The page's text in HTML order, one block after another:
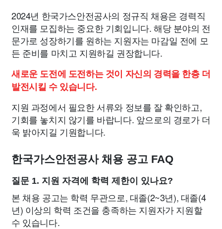
2024년 한국가스안전공사의 정규직 채용은 경력직
인재를 모집하는 중요한 기회입니다. 해당 분야의 전
문가로 성장하기를 원하는 지원자는 마감일 전에 모
든 준비를 마치고 지원하길 권장합니다.
새로운 도전에 도전하는 것이 자신의 경력을 한층 더
발전시킬 수 있습니다.
지원 과정에서 필요한 서류와 정보를 잘 확인하고,
기회를 놓치지 않기를 바랍니다. 앞으로의 경로가 더
욱 밝아지길 기원합니다.
한국가스안전공사 채용 공고 FAQ
질문 1. 지원 자격에 학력 제한이 있나요?
본 채용 공고는 학력 무관으로, 대졸(2~3년), 대졸(4
년) 이상의 학력 조건을 충족하는 지원자가 지원할
수 있습니다.